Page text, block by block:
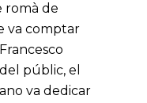
romà de
va comptar
públic, el
va dedicar